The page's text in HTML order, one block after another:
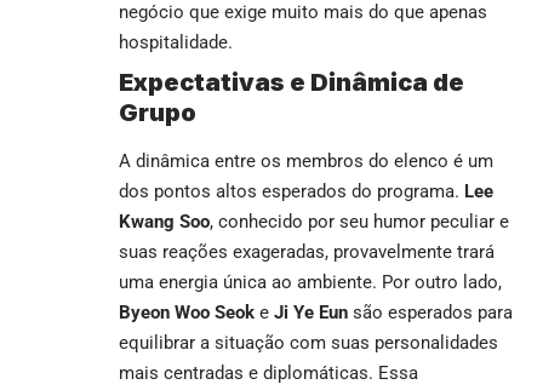
negócio que exige muito mais do que apenas
hospitalidade.
Expectativas e Dinâmica de
Grupo
A dinâmica entre os membros do elenco é um
dos pontos altos esperados do programa. Lee
Kwang Soo, conhecido por seu humor peculiar e
suas reações exageradas, provavelmente trará
uma energia única ao ambiente. Por outro lado,
Byeon Woo Seok e Ji Ye Eun são esperados para
equilibrar a situação com suas personalidades
mais centradas e diplomáticas. Essa